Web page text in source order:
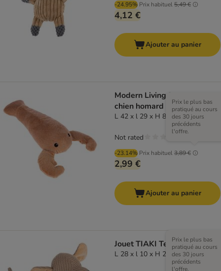
-24.95% Prix habituel5,49 €
4,12 €
Ajouter au panier
Modern Living Jouet pour
chien homard Praia
L 42 x l 29 x H 8 cm
-23.14% Prix habituel3,89 €
Prix le plus bas
pratiqué au cours
des 30 jours
précédents
l'offre.
2,99 €
Not rated
Ajouter au panier
Jouet TIAKI Teckel Cooper
L 28 x l 10 x H 23 cm
Prix le plus bas
pratiqué au cours
des 30 jours
précédents
l'offre.